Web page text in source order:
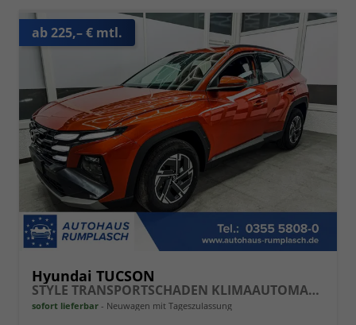
ab 225,– € mtl.
Hyundai TUCSON
STYLE TRANSPORTSCHADEN KLIMAAUTOMATIK TOTWINKEL NAVI SHZ RFK PDC
sofort lieferbar Neuwagen mit Tageszulassung